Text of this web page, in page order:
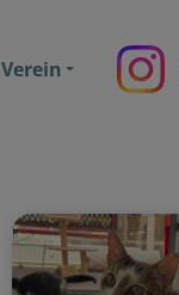
Verein